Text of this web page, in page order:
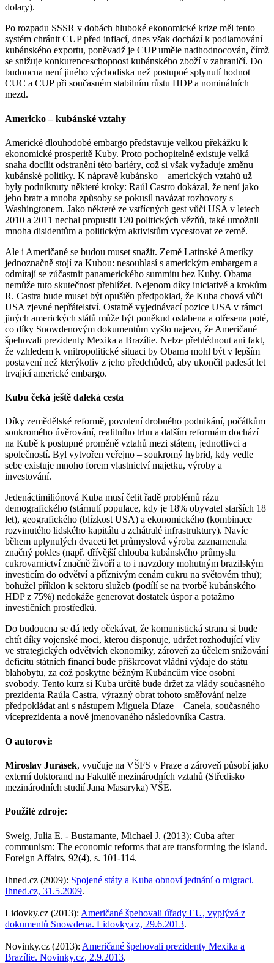
dolary).
Po rozpadu SSSR v dobách hluboké ekonomické krize měl tento
systém chránit CUP před inflací, dnes však dochází k podlamování
kubánského exportu, poněvadž je CUP uměle nadhodnocován, čímž
se snižuje konkurenceschopnost kubánského zboží v zahraničí. Do
budoucna není jiného východiska než postupné splynutí hodnot
CUC a CUP při současném stabilním růstu HDP a nominálních
mezd.
Americko – kubánské vztahy
Americké dlouhodobé embargo představuje velkou překážku k
ekonomické prosperitě Kuby. Proto pochopitelně existuje velká
snaha docílit odstranění této bariéry, což si však vyžaduje změnu
kubánské politiky. K nápravě kubánsko – amerických vztahů už
byly podniknuty některé kroky: Raúl Castro dokázal, že není jako
jeho bratr a mnoha způsoby se pokusil navázat rozhovory s
Washingtonem. Jako některé ze vstřícných gest vůči USA v letech
2010 a 2011 nechal propustit 120 politických vězňů, také umožnil
mnoha disidentům a politickým aktivistům vycestovat ze země.
Ale i Američané se budou muset snažit. Země Latinské Ameriky
jednoznačně stojí za Kubou: nesouhlasí s americkým embargem a
odmítají se zúčastnit panamerického summitu bez Kuby. Obama
nemůže tuto skutečnost přehlížet. Nejenom díky iniciativě a krokům
R. Castra bude muset být opuštěn předpoklad, že Kuba chová vůči
USA zjevné nepřátelství. Ostatně vyjednávací pozice USA v rámci
jiných amerických států může být poněkud oslabena a otřesena poté,
co díky Snowdenovým dokumentům vyšlo najevo, že Američané
špehovali prezidenty Mexika a Brazílie. Nelze přehlédnout ani fakt,
že vzhledem k vnitropolitické situaci by Obama mohl být v lepším
postavení než kterýkoliv z jeho předchůdců, aby ukončil padesát let
trvající americké embargo.
Kubu čeká ještě daleká cesta
Díky zemědělské reformě, povolení drobného podnikání, počátkům
soukromého úvěrování, realitního trhu a dalším reformám dochází
na Kubě k postupné proměně vztahů mezi státem, jednotlivci a
společností. Byl vytvořen veřejno – soukromý hybrid, kdy vedle
sebe existuje mnoho forem vlastnictví majetku, výroby a
investování.
Jedenáctimiliónová Kuba musí čelit řadě problémů rázu
demografického (stárnutí populace, kdy je 18% obyvatel starších 18
let), geografického (blízkost USA) a ekonomického (kombinace
rozvinutého lidského kapitálu a zchátralé infrastruktury). Navíc
během uplynulých dvaceti let průmyslová výroba zaznamenala
značný pokles (např. dřívější chlouba kubánského průmyslu
cukrovarnictví značně živoří a to i navzdory mohutným brazilským
investicím do odvětví a příznivým cenám cukru na světovém trhu);
bohužel příklon k sektoru služeb (podílí se na tvorbě kubánského
HDP z 75%) nedokáže generovat dostatek úspor a potažmo
investičních prostředků.
Do budoucna se dá tedy očekávat, že komunistická strana si bude
chtít díky vojenské moci, kterou disponuje, udržet rozhodující vliv
ve strategických odvětvích ekonomiky, zároveň za účelem snižování
deficitu státních financí bude přiškrcovat vládní výdaje do státu
blahobytu, za což poskytne běžným Kubáncům více osobní
svobody. Tento kurz si Kuba určitě bude držet za vlády současného
prezidenta Raúla Castra, výrazný obrat tohoto směřování nelze
předpokládat ani s nástupem Miguela Díaze – Canela, současného
víceprezidenta a nově jmenovaného následovníka Castra.
O autorovi:
Miroslav Jurásek, vyučuje na VŠFS v Praze a zároveň působí jako
externí doktorand na Fakultě mezinárodních vztahů (Středisko
mezinárodních studií Jana Masaryka) VŠE.
Použité zdroje:
Sweig, Julia E. - Bustamante, Michael J. (2013): Cuba after
communism: The economic reforms that are transforming the island.
Foreign Affairs, 92(4), s. 101-114.
Ihned.cz (2009): Spojené státy a Kuba obnoví jednání o migraci.
Ihned.cz, 31.5.2009.
Lidovky.cz (2013): Američané špehovali úřady EU, vyplývá z
dokumentů Snowdena. Lidovky.cz, 29.6.2013.
Novinky.cz (2013): Američané špehovali prezidenty Mexika a
Brazílie. Novinky.cz, 2.9.2013.